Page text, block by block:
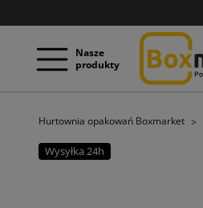
Nasze
produkty
Hurtownia opakowań Boxmarket
Wysyłka 24h